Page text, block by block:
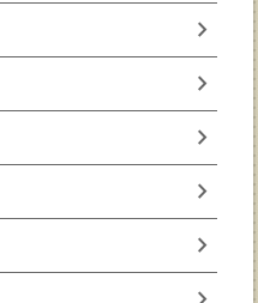
chevron_right
chevron_right
chevron_right
chevron_right
chevron_right